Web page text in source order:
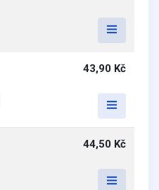
43,90 Kč
44,50 Kč